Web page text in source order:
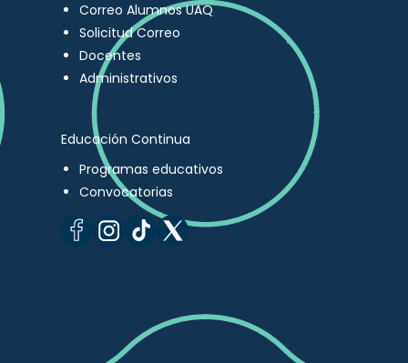
Correo Alumnos UAQ
Solicitud Correo
Docentes
Administrativos
Educación Continua
Programas educativos
Convocatorias